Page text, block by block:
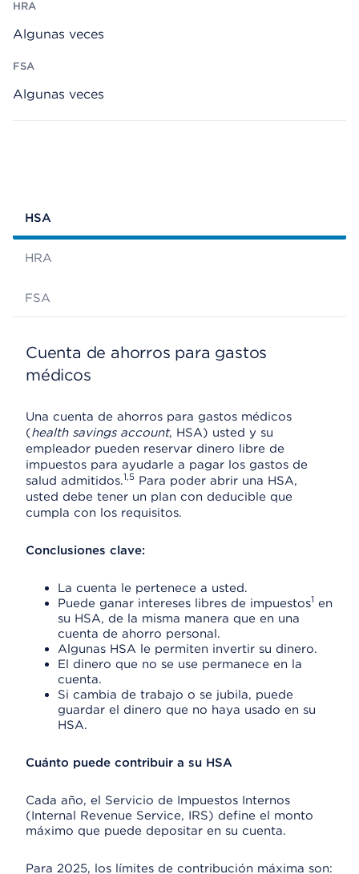
Algunas veces
Algunas veces
HSA
HRA
FSA
Cuenta de ahorros para gastos
médicos
Una cuenta de ahorros para gastos médicos
(health savings account, HSA) usted y su
empleador pueden reservar dinero libre de
impuestos para ayudarle a pagar los gastos de
salud admitidos.1,5 Para poder abrir una HSA,
usted debe tener un plan con deducible que
cumpla con los requisitos.
Conclusiones clave:
La cuenta le pertenece a usted.
Puede ganar intereses libres de impuestos1 en
su HSA, de la misma manera que en una
cuenta de ahorro personal.
Algunas HSA le permiten invertir su dinero.
El dinero que no se use permanece en la
cuenta.
Si cambia de trabajo o se jubila, puede
guardar el dinero que no haya usado en su
HSA.
Cuánto puede contribuir a su HSA
Cada año, el Servicio de Impuestos Internos
(Internal Revenue Service, IRS) define el monto
máximo que puede depositar en su cuenta.
Para 2025, los límites de contribución máxima son: